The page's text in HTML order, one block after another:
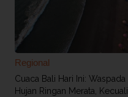
Regional
Cuaca Bali Hari Ini: Waspada
Hujan Ringan Merata, Kecuali